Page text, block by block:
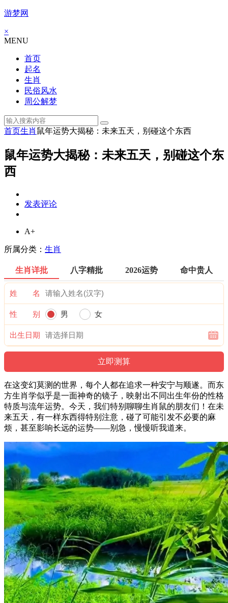
游梦网
×
MENU
首页
起名
生肖
民俗风水
周公解梦
首页生肖 鼠年运势大揭秘：未来五天，别碰这个东西
鼠年运势大揭秘：未来五天，别碰这个东
西
发表评论
A+
所属分类： 生肖
生肖详批 八字精批 2026运势 命中贵人
姓 名
性 别 男 女
出生日期
在这变幻莫测的世界，每个人都在追求一种安宁与顺遂。而东
方生肖学似乎是一面神奇的镜子，映射出不同出生年份的性格
特质与流年运势。今天，我们特别聊聊生肖鼠的朋友们！在未
来五天，有一样东西得特别注意，碰了可能引发不必要的麻
烦，甚至影响长远的运势——别急，慢慢听我道来。